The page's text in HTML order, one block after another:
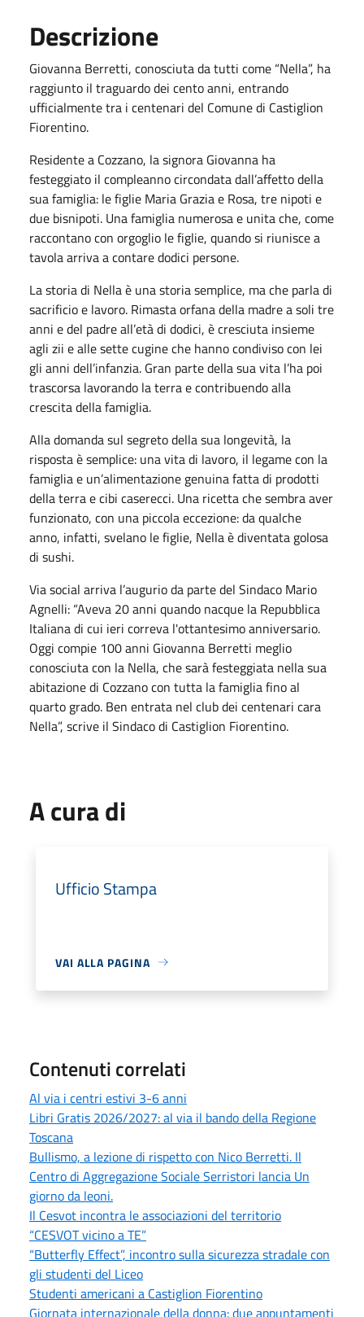
Descrizione
Giovanna Berretti, conosciuta da tutti come “Nella”, ha
raggiunto il traguardo dei cento anni, entrando
ufficialmente tra i centenari del Comune di Castiglion
Fiorentino.
Residente a Cozzano, la signora Giovanna ha
festeggiato il compleanno circondata dall’affetto della
sua famiglia: le figlie Maria Grazia e Rosa, tre nipoti e
due bisnipoti. Una famiglia numerosa e unita che, come
raccontano con orgoglio le figlie, quando si riunisce a
tavola arriva a contare dodici persone.
La storia di Nella è una storia semplice, ma che parla di
sacrificio e lavoro. Rimasta orfana della madre a soli tre
anni e del padre all’età di dodici, è cresciuta insieme
agli zii e alle sette cugine che hanno condiviso con lei
gli anni dell’infanzia. Gran parte della sua vita l’ha poi
trascorsa lavorando la terra e contribuendo alla
crescita della famiglia.
Alla domanda sul segreto della sua longevità, la
risposta è semplice: una vita di lavoro, il legame con la
famiglia e un’alimentazione genuina fatta di prodotti
della terra e cibi caserecci. Una ricetta che sembra aver
funzionato, con una piccola eccezione: da qualche
anno, infatti, svelano le figlie, Nella è diventata golosa
di sushi.
Via social arriva l’augurio da parte del Sindaco Mario
Agnelli: “Aveva 20 anni quando nacque la Repubblica
Italiana di cui ieri correva l'ottantesimo anniversario.
Oggi compie 100 anni Giovanna Berretti meglio
conosciuta con la Nella, che sarà festeggiata nella sua
abitazione di Cozzano con tutta la famiglia fino al
quarto grado. Ben entrata nel club dei centenari cara
Nella”, scrive il Sindaco di Castiglion Fiorentino.
A cura di
Ufficio Stampa
VAI ALLA PAGINA
Contenuti correlati
Al via i centri estivi 3-6 anni
Libri Gratis 2026/2027: al via il bando della Regione
Toscana
Bullismo, a lezione di rispetto con Nico Berretti. Il
Centro di Aggregazione Sociale Serristori lancia Un
giorno da leoni.
Il Cesvot incontra le associazioni del territorio
“CESVOT vicino a TE”
“Butterfly Effect”, incontro sulla sicurezza stradale con
gli studenti del Liceo
Studenti americani a Castiglion Fiorentino
Giornata internazionale della donna: due appuntamenti